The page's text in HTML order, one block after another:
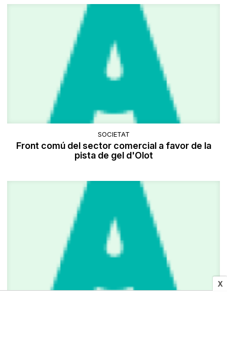
X
SOCIETAT
​Front comú del sector comercial a favor de la
pista de gel d'Olot